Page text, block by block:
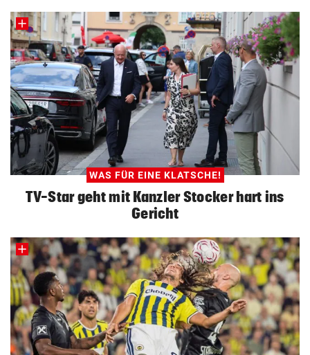
WAS FÜR EINE KLATSCHE!
TV-Star geht mit Kanzler Stocker hart ins
Gericht